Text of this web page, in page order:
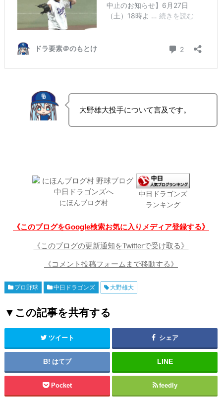
大野雄大投手について言及です。
にほんブログ村
中日ドラゴンズ
ランキング
《このブログをGoogle検索お気に入りメディア登録する》
《このブログの更新通知をTwitterで受け取る》
《コメント投稿フォームまで移動する》
プロ野球 中日ドラゴンズ 大野雄大
▼この記事を共有する
ツイート シェア
はてブ
Pocket feedly